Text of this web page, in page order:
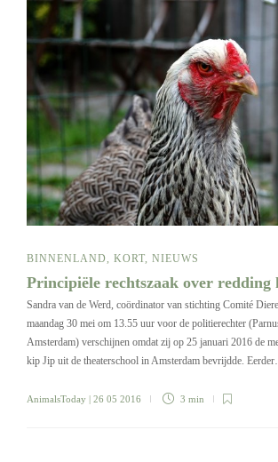
BINNENLAND, KORT, NIEUWS
Principiële rechtszaak over redding
Sandra van de Werd, coördinator van stichting Comité
maandag 30 mei om 13.55 uur voor de politierechter
Amsterdam) verschijnen omdat zij op 25 januari 2016 de
kip Jip uit de theaterschool in Amsterdam bevrijdde.
AnimalsToday | 26 05 2016 3 min